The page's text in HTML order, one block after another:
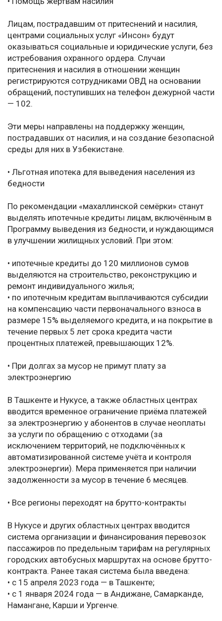
Лицам, пострадавшим от притеснений и насилия,
центрами социальных услуг «Инсон» будут
оказываться социальные и юридические услуги, без
истребования охранного ордера. Случаи
притеснения и насилия в отношении женщин
регистрируются сотрудниками ОВД на основании
обращений, поступивших на телефон дежурной части
— 102.
Эти меры направлены на поддержку женщин,
пострадавших от насилия, и на создание безопасной
среды для них в Узбекистане.
• Льготная ипотека для выведения населения из
бедности
По рекомендации «махаллинской семёрки» станут
выделять ипотечные кредиты лицам, включённым в
Программу выведения из бедности, и нуждающимся
в улучшении жилищных условий. При этом:
• ипотечные кредиты до 120 миллионов сумов
выделяются на строительство, реконструкцию и
ремонт индивидуального жилья;
• по ипотечным кредитам выплачиваются субсидии
на компенсацию части первоначального взноса в
размере 15% выделяемого кредита, и на покрытие в
течение первых 5 лет срока кредита части
процентных платежей, превышающих 12%.
• При долгах за мусор не примут плату за
электроэнергию
В Ташкенте и Нукусе, а также областных центрах
вводится временное ограничение приёма платежей
за электроэнергию у абонентов в случае неоплаты
за услуги по обращению с отходами (за
исключением территорий, не подключённых к
автоматизированной системе учёта и контроля
электроэнергии). Мера применяется при наличии
задолженности за мусор в течение 6 месяцев.
• Все регионы переходят на брутто-контракты
В Нукусе и других областных центрах вводится
система организации и финансирования перевозок
пассажиров по предельным тарифам на регулярных
городских автобусных маршрутах на основе брутто-
контракта. Ранее такая система была введена:
• с 15 апреля 2023 года — в Ташкенте;
• с 1 января 2024 года — в Андижане, Самарканде,
Намангане, Карши и Ургенче.